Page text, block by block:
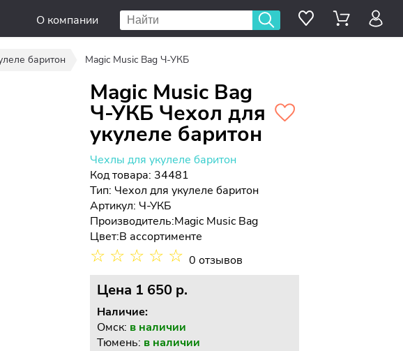
О компании
баритон Magic Music Bag Ч-УКБ
Magic Music Bag
Ч-УКБ Чехол для
укулеле баритон
Чехлы для укулеле баритон
Код товара: 34481
Тип: Чехол для укулеле баритон
Артикул: Ч-УКБ
Производитель:Magic Music Bag
Цвет:В ассортименте
☆ ☆ ☆ ☆ ☆ 0 отзывов
Цена 1 650 p.
Наличие:
Омск: в наличии
Тюмень: в наличии